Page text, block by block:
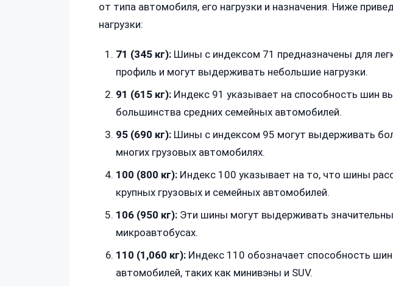
от типа автомобиля, его нагрузки и назначения. Ниже
нагрузки:
71 (345 кг): Шины с индексом 71 предназначены для
профиль и могут выдерживать небольшие нагрузки.
91 (615 кг): Индекс 91 указывает на способность шин
большинства средних семейных автомобилей.
95 (690 кг): Шины с индексом 95 могут выдерживать
многих грузовых автомобилях.
100 (800 кг): Индекс 100 указывает на то, что шины
крупных грузовых и семейных автомобилей.
106 (950 кг): Эти шины могут выдерживать
микроавтобусах.
110 (1,060 кг): Индекс 110 обозначает способность
автомобилей, таких как минивэны и SUV.